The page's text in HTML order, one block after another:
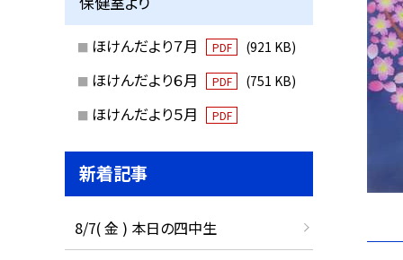
ほけんだより７月 PDF (921 KB)
ほけんだより６月 PDF (751 KB)
ほけんだより５月 PDF
新着記事
8/7( 金 ) 本日の四中生